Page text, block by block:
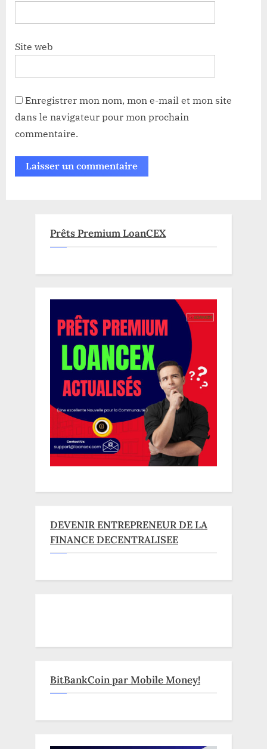
Site web
Enregistrer mon nom, mon e-mail et mon site
dans le navigateur pour mon prochain
commentaire.
Prêts Premium LoanCEX
DEVENIR ENTREPRENEUR DE LA
FINANCE DECENTRALISEE
BitBankCoin par Mobile Money!